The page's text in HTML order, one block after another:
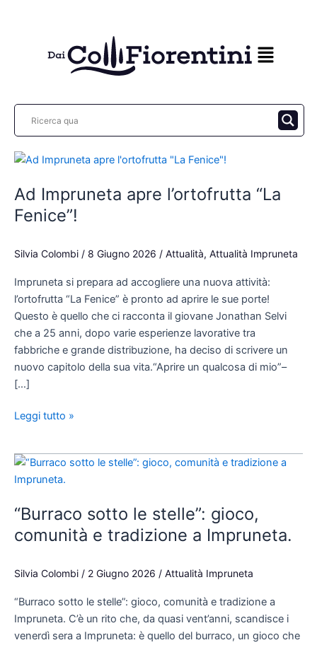
Ad Impruneta apre l’ortofrutta “La
Fenice”!
Silvia Colombi / 8 Giugno 2026 / Attualità, Attualità Impruneta
Impruneta si prepara ad accogliere una nuova attività:
l’ortofrutta “La Fenice” è pronto ad aprire le sue porte!
Questo è quello che ci racconta il giovane Jonathan Selvi
che a 25 anni, dopo varie esperienze lavorative tra
fabbriche e grande distribuzione, ha deciso di scrivere un
nuovo capitolo della sua vita.“Aprire un qualcosa di mio”–
[…]
Ad
apre
l’ortofrutta
“La
Leggi tutto »
“Burraco sotto le stelle”: gioco,
comunità e tradizione a Impruneta.
Silvia Colombi / 2 Giugno 2026 / Attualità Impruneta
“Burraco sotto le stelle”: gioco, comunità e tradizione a
Impruneta. C’è un rito che, da quasi vent’anni, scandisce i
venerdì sera a Impruneta: è quello del burraco, un gioco che
“Burraco
sotto
stelle”:
gioco,
tradizione
a
Impruneta.